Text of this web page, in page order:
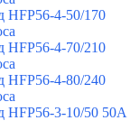
4-50/170
4-70/210
4-80/240
3-10/50 50А